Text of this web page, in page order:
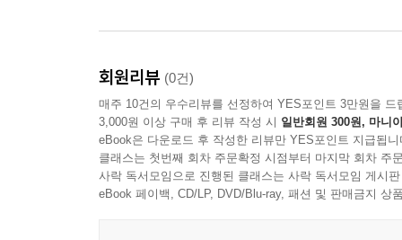
--- 본문 중에서
회원리뷰 (0건)
매주 10건의 우수리뷰를 선정하여 YES포인트 3만원을 드
3,000원 이상 구매 후 리뷰 작성 시 일반회원 300원, 마니
eBook은 다운로드 후 작성한 리뷰만 YES포인트 지급됩니
클래스는 첫번째 회차 주문확정 시점부터 마지막 회차 주
사락 독서모임으로 진행된 클래스는 사락 독서모임 게시
eBook 페이백, CD/LP, DVD/Blu-ray, 패션 및 판매금지 상